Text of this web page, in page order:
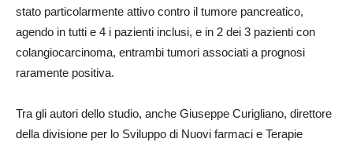
stato particolarmente attivo contro il tumore pancreatico,
agendo in tutti e 4 i pazienti inclusi, e in 2 dei 3 pazienti con
colangiocarcinoma, entrambi tumori associati a prognosi
raramente positiva.
Tra gli autori dello studio, anche Giuseppe Curigliano, direttore
della divisione per lo Sviluppo di Nuovi farmaci e Terapie